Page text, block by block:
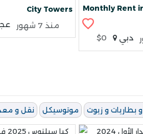
City Towers
منذ 7 شهور
Monthly Rent
$0 دبي
بطاريات و زيوت موتوسيكل نقل و